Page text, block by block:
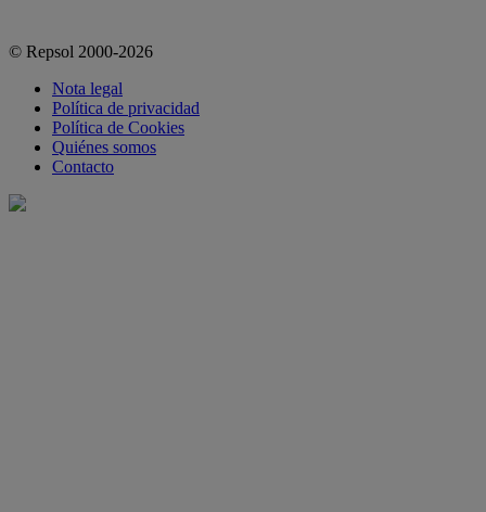
© Repsol 2000-2026
Nota legal
Política de privacidad
Política de Cookies
Quiénes somos
Contacto